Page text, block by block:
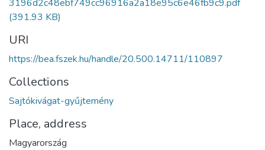
3196d2c48ebf749cc96916a2a18e95c6e46fb9c9.pdf
(391.93 KB)
URI
https://bea.fszek.hu/handle/20.500.14711/110897
Collections
Sajtókivágat-gyűjtemény
Place, address
Magyarország